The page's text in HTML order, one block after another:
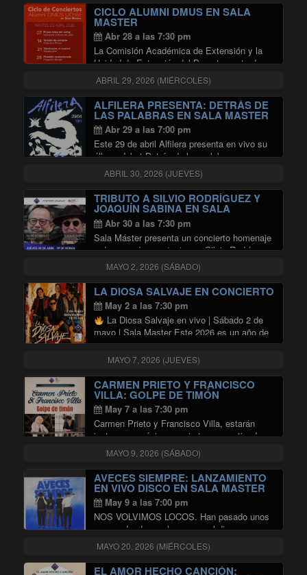
Continuar leyendo"FELO EN SALA MASTER"
CICLO ALUMNI DMUS EN SALA
MASTER
Abr 28 a las 7:30 pm
La Comisión Académica de Extensión y la
Unidad de Extensión del Departamento de
Música (DMUS) de la Universidad de Chile
invitan a disfrutar del ciclo de conciertos de
alumni del DMUS, que realizarán en en …
Continuar leyendo"CICLO ALUMNI DMUS EN SALA
ABRIL 29, 2026 (MIÉRCOLES)
ALFILERA PRESENTA: DETRÁS DE
LAS PALABRAS EN SALA MASTER
Abr 29 a las 7:00 pm
Este 29 de abril Alfilera presenta en vivo su
álbum debut Detrás de las palabras con un
show especial en formato extendido. Ocho
músicos se encargarán de construir este
viaje sonoro acompañados de una propuesta
…Continuar leyendo"ALFILERA PRESENTA:
ABRIL 30, 2026 (JUEVES)
TRIBUTO A SILVIO RODRÍGUEZ Y
JOAQUÍN SABINA EN SALA
MASTER
Abr 30 a las 7:30 pm
Sala Máster presenta un concierto homenaje
a dos grandes cantautores. Silvio Rodríguez
y Joaquín Sabina serán interpretados por
Diego Díaz y Rodrigo Núñez en un honesto y
sensible tributo dedicado a estos referentes
de la …Continuar leyendo"TRIBUTO A SILVIO
MAYO 2, 2026 (SÁBADO)
LA DIOSA SALVAJE EN CONCIERTO
May 2 a las 7:30 pm
La Diosa Salvaje en vivo | Sábado 2 de
mayo | Sala Master Este 2026 es un año de
hitos para La Diosa Salvaje. Luego de la
grabación de nuestro disco “El pez lloró” …
Continuar leyendo"LA DIOSA SALVAJE EN
MAYO 7, 2026 (JUEVES)
CARMEN PRIETO Y FRANCISCO
VILLA: GOLPE DE TIMÓN
May 7 a las 7:30 pm
Carmen Prieto y Francisco Villa, estarán
juntos en un único concierto compartiendo
tanto canciones del repertorio
latinoamericano, como las que cada uno
cultiva y desarrolla por separado. Son
amigos y colegas desde hace 35 años …
Continuar leyendo"CARMEN PRIETO Y
MAYO 9, 2026 (SÁBADO)
AVECES SIEMPRE: LANZAMIENTO
EN VIVO DISCO EN SALA MASTER
May 9 a las 7:00 pm
NOS VOLVIMOS LOCOS. Han pasado unos
meses desde que lanzamos el disco y
queremos llevarlo a donde al escenario. ¿Y
qué mejor lugar que la Sala Master para eso?
Vamos a tocar el disco en …
MAYO 20, 2026 (MIÉRCOLES)
EL AMOR HECHO CANCIÓN: